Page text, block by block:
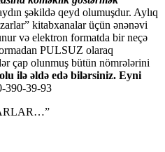
şəkildə qeyd olumuşdur. Aylıq
kitabxanalar üçün ənənəvi
və elektron formatda bir neçə
PULSUZ olaraq
çap olunmuş bütün nömrələrini
ilə əldə edə bilərsiniz. Eyni
390-39-93